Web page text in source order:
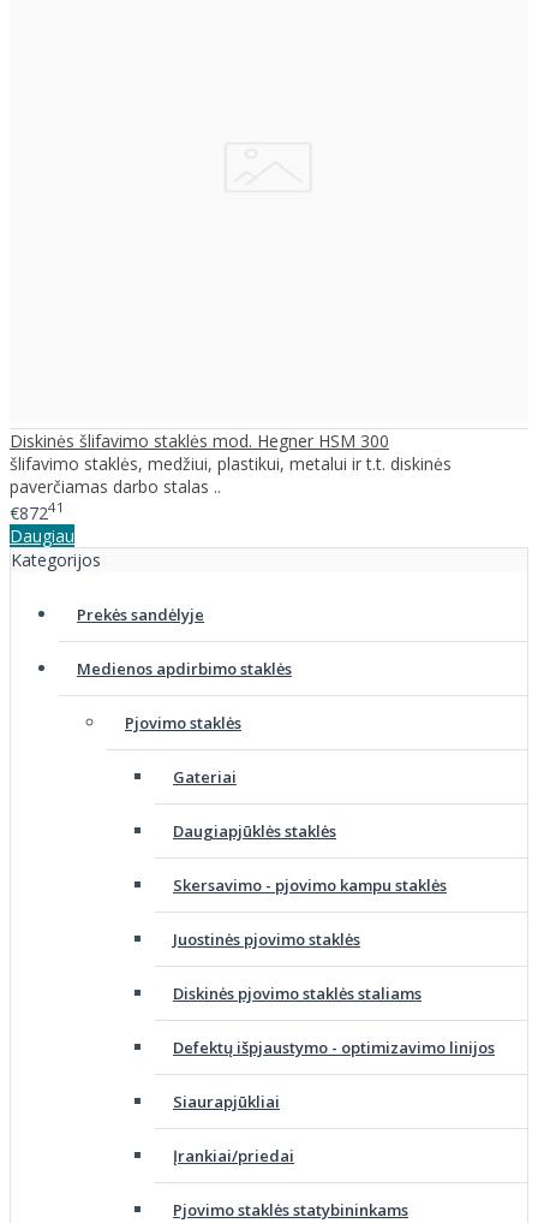
Diskinės šlifavimo staklės mod. Hegner HSM 300
šlifavimo staklės, medžiui, plastikui, metalui ir t.t. diskinės
paverčiamas darbo stalas ..
€87241
Daugiau
Kategorijos
Prekės sandėlyje
Medienos apdirbimo staklės
Pjovimo staklės
Gateriai
Daugiapjūklės staklės
Skersavimo - pjovimo kampu staklės
Juostinės pjovimo staklės
Diskinės pjovimo staklės staliams
Defektų išpjaustymo - optimizavimo linijos
Siaurapjūkliai
Įrankiai/priedai
Pjovimo staklės statybininkams